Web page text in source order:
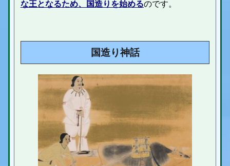
な王となるため、国造りを始めるのです。
国造り神話